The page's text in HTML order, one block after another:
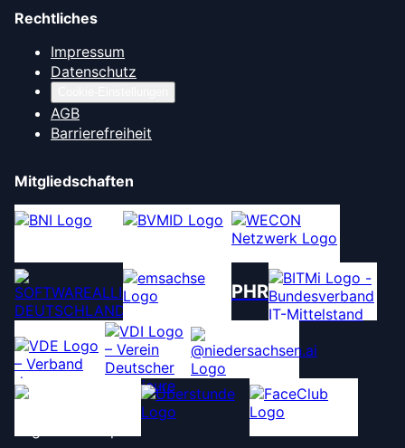
Rechtliches
Impressum
Datenschutz
AGB
Barrierefreiheit
Mitgliedschaften
PHR